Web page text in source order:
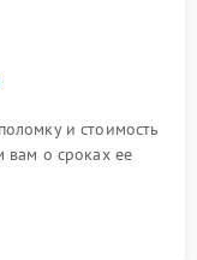
и стоимость
вам о сроках ее